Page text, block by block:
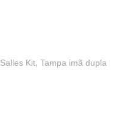
Salles Kit, Tampa imã dupla